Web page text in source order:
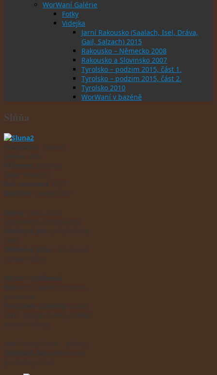
WorWaní Galérie
Fotky
Videjka
Jarní Rakousko (Saalach, Isel, Dráva,
Gail, Salzach) 2015
Rakousko – Německo 2008
Rakousko a Slovinsko 2007
Tyrolsko – podzim 2015, část 1.
Tyrolsko – podzim 2015, část 2.
Tyrolsko 2010
WorWaní v bazéně
Slůňa